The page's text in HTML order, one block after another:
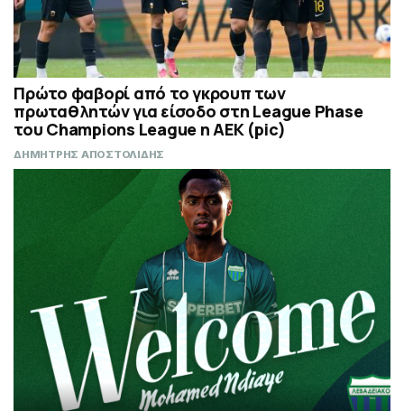
Πρώτο φαβορί από το γκρουπ των
πρωταθλητών για είσοδο στη League Phase
του Champions League η ΑΕΚ (pic)
ΔΗΜΗΤΡΗΣ ΑΠΟΣΤΟΛΙΔΗΣ